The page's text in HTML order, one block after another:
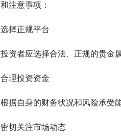
和注意事项：
选择正规平台
投资者应选择合法、正规的贵金
合理投资资金
根据自身的财务状况和风险承受
密切关注市场动态